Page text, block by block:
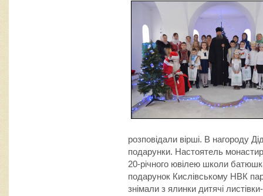
розповідали вірші. В нагороду
подарунки. Настоятель
20-річного ювілею школи
подарунок Кислівському НВК
знімали з ялинки дитячі